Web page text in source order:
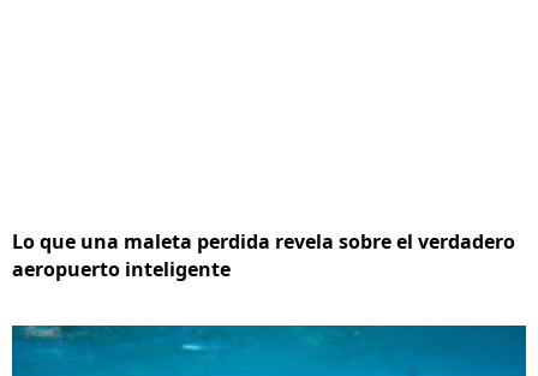
Lo que una maleta perdida revela sobre el verdadero
aeropuerto inteligente